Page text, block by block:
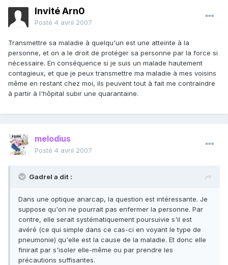
Invité Arn0
Posté 4 avril 2007
Transmettre sa maladie à quelqu'un est une atteinte à la
personne, et on a le droit de protéger sa personne par la force si
nécessaire. En conséquence si je suis un malade hautement
contagieux, et que je peux transmettre ma maladie à mes voisins
même en restant chez moi, ils peuvent tout à fait me contraindre
à partir à l'hôpital subir une quarantaine.
melodius
Posté 4 avril 2007
Gadrel a dit :
Dans une optique anarcap, la question est intéressante. Je
suppose qu'on ne pourrait pas enfermer la personne. Par
contre, elle serait systématiquement poursuivie s'il est
avéré (ce qui simple dans ce cas-ci en voyant le type de
pneumonie) qu'elle est la cause de la maladie. Et donc elle
finirait par s'isoler elle-même ou par prendre les
précautions suffisantes.